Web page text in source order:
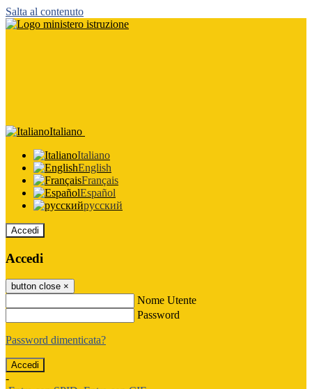
Salta al contenuto
Italiano
Italiano
English
Français
Español
русский
Accedi
Accedi
button close ×
Nome Utente
Password
Password dimenticata?
-